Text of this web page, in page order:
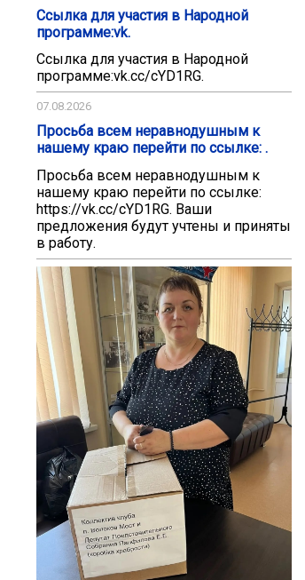
Ссылка для участия в Народной
программе:vk.
Ссылка для участия в Народной
программе:vk.cc/cYD1RG.
07.08.2026
Просьба всем неравнодушным к
нашему краю перейти по ссылке: .
Просьба всем неравнодушным к
нашему краю перейти по ссылке:
https://vk.cc/cYD1RG. Ваши
предложения будут учтены и приняты
в работу.